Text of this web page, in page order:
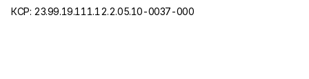
КСР: 23.99.19.111.12.2.05.10-0037-000